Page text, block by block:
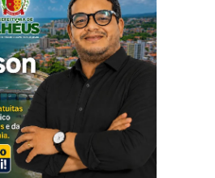
novo
do
por
FUTEBOL
FBF RATIFICA
QUE DEFINIRÃO
REBAIXADOS NO